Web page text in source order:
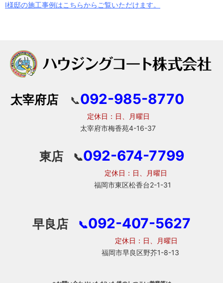
I様邸の施工事例はこちらからご覧いただけます。
太宰府店 📞092-985-8770
定休日：日、月曜日
太宰府市梅香苑4-16-37
東店 📞092-674-7799
定休日：日、月曜日
福岡市東区松香台2-1-31
早良店 📞092-407-5627
定休日：日、月曜日
福岡市早良区野芥1-8-13